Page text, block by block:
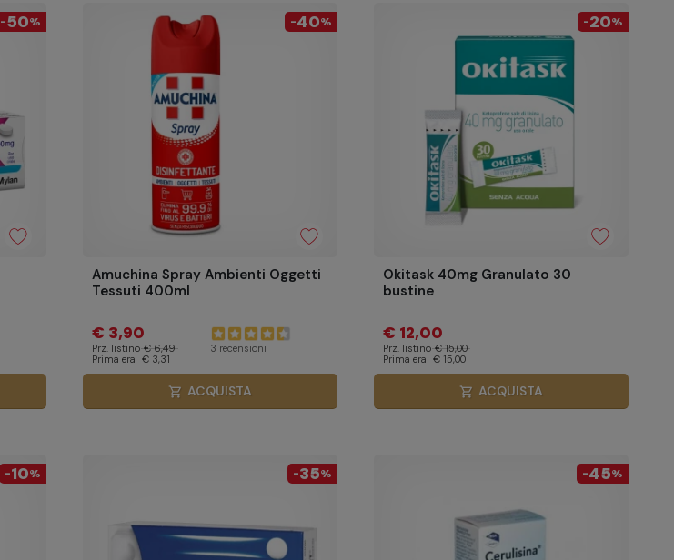
-50% -40%
Amuchina Spray Ambienti Oggetti
Tessuti 400ml
€ 3,90
Prz. listino € 6,49
Prima era € 3,31
3 recensioni
shopping_cart ACQUISTA
-20%
Okitask 40mg Granulato 30
bustine
€ 12,00
Prz. listino € 15,00
Prima era € 15,00
shopping_cart ACQUISTA
-10% -35% -45%